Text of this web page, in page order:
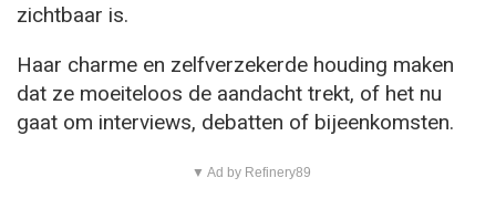
zichtbaar is.
Haar charme en zelfverzekerde houding maken
dat ze moeiteloos de aandacht trekt, of het nu
gaat om interviews, debatten of bijeenkomsten.
▼ Ad by Refinery89